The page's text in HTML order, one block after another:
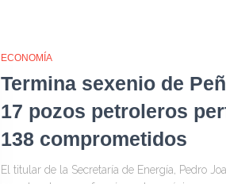
ECONOMÍA
Termina sexenio de
17 pozos petroleros
138 comprometidos
El titular de la Secretaría de Energía, Pedro